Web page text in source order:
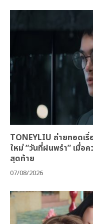
TONEYLIU ถ่ายทอดเรื่
ใหม่ “วันที่ฝนพรำ” เมื่อ
สุดท้าย
07/08/2026